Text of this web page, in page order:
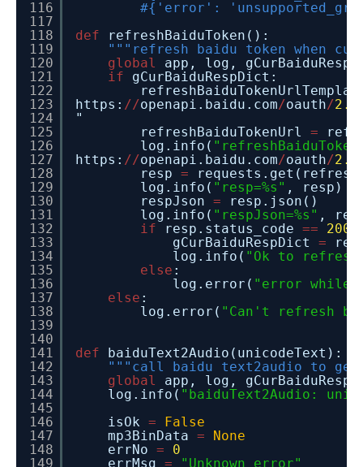
116
117
118
119
120
121
122
123
124
125
126
127
128
129
130
131
132
133
134
135
136
137
138
139
140
141
142
143
144
145
146
147
148
149
#{'error':
def
refreshBaiduToken():
"""refresh baidu token when
global
app, log,
if
gCurBaiduRespDict:
https: //openapi.baidu.com/oauth/2.0
"
refreshBaiduTokenUrl =
log.info(
https: //openapi.baidu.com/oauth/2.0
resp =
log.info( "resp=%s" , resp)
respJson =
resp.json()
log.info( "respJson=%s" ,
if
resp.status_code == 200
gCurBaiduRespDict =
log.info( "Ok to refresh
else :
log.error( "error while
else :
log.error( "Can't refresh
def
baiduText2Audio(unicodeText):
"""call baidu text2audio to
global
app, log,
log.info( "baiduText2Audio:
isOk =
False
mp3BinData =
None
errNo =
0
errMsg =
"Unknown error"